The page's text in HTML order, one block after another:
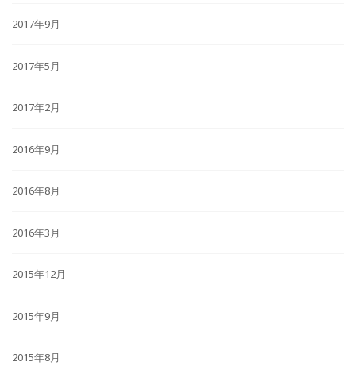
2017年9月
2017年5月
2017年2月
2016年9月
2016年8月
2016年3月
2015年12月
2015年9月
2015年8月